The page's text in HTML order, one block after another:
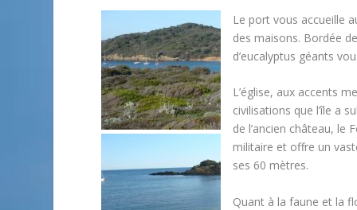
Le port vous accueille
des maisons. Bordée
d’eucalyptus géants
L’église, aux accents
civilisations que l’île a
de l’ancien château, le
militaire et offre un
ses 60 mètres.
Quant à la faune et la